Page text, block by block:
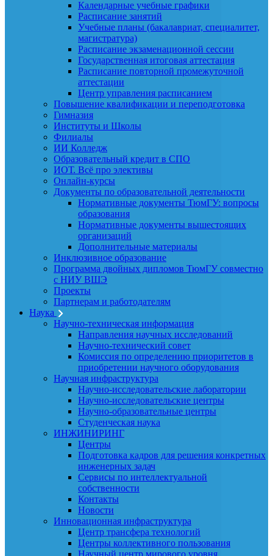
Календарные учебные графики
Расписание занятий
Учебные планы (бакалавриат, специалитет,
магистратура)
Расписание экзаменационной сессии
Государственная итоговая аттестация
Расписание повторной промежуточной
аттестации
Центр управления расписанием
Повышение квалификации и переподготовка
Гимназия
Институты и Школы
Филиалы
ИИ Колледж
Образовательный кредит в СПО
ИОТ. Всё про элективы
Онлайн-курсы
Документы по образовательной деятельности
Нормативные документы ТюмГУ: вопросы
образования
Нормативные документы вышестоящих
организаций
Дополнительные материалы
Инклюзивное образование
Программа двойных дипломов ТюмГУ совместно
с НИУ ВШЭ
Проекты
Партнерам и работодателям
Наука
Научно-техническая информация
Направления научных исследований
Научно-технический совет
Комиссия по определению приоритетов в
приобретении научного оборудования
Научная инфраструктура
Научно-исследовательские лаборатории
Научно-исследовательские центры
Научно-образовательные центры
Студенческая наука
ИНЖИНИРИНГ
Центры
Подготовка кадров для решения конкретных
инженерных задач
Сервисы по интеллектуальной
собственности
Контакты
Новости
Инновационная инфраструктура
Центр трансфера технологий
Центры коллективного пользования